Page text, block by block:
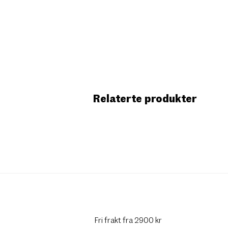
Relaterte produkter
Fri frakt fra 2900 kr